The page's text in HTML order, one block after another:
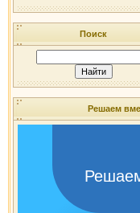
Поиск
Решаем